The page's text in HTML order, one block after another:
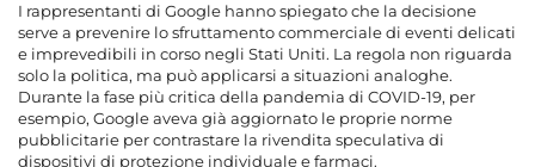
I rappresentanti di Google hanno spiegato che la decisione
serve a prevenire lo sfruttamento commerciale di eventi delicati
e imprevedibili in corso negli Stati Uniti. La regola non riguarda
solo la politica, ma può applicarsi a situazioni analoghe.
Durante la fase più critica della pandemia di COVID-19, per
esempio, Google aveva già aggiornato le proprie norme
pubblicitarie per contrastare la rivendita speculativa di
dispositivi di protezione individuale e farmaci.